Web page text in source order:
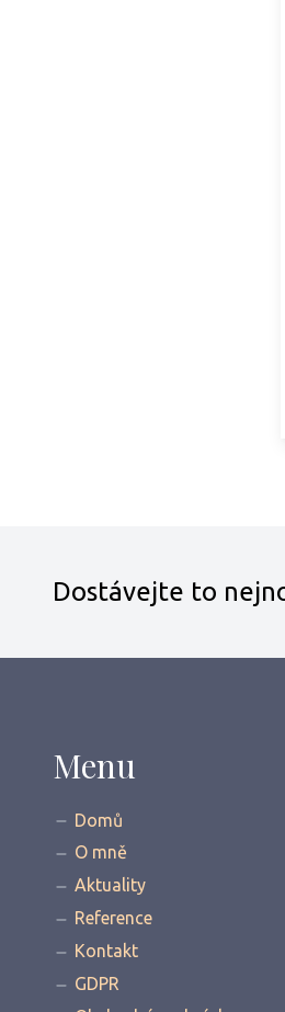
Dostávejte to
Menu
Domů
O mně
Aktuality
Reference
Kontakt
GDPR